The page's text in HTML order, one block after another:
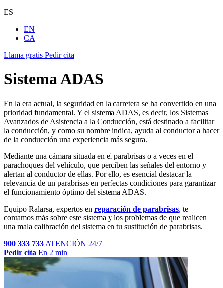
ES
EN
CA
Llama gratis Pedir cita
Sistema ADAS
En la era actual, la seguridad en la carretera se ha convertido en una
prioridad fundamental. Y el sistema ADAS, es decir, los Sistemas
Avanzados de Asistencia a la Conducción, está destinado a facilitar
la conducción, y como su nombre indica, ayuda al conductor a hacer
de la conducción una experiencia más segura.
Mediante una cámara situada en el parabrisas o a veces en el
parachoques del vehículo, que perciben las señales del entorno y
alertan al conductor de ellas. Por ello, es esencial destacar la
relevancia de un parabrisas en perfectas condiciones para garantizar
el funcionamiento óptimo del sistema ADAS.
Equipo Ralarsa, expertos en reparación de parabrisas, te
contamos más sobre este sistema y los problemas de que realicen
una mala calibración del sistema en tu sustitución de parabrisas.
900 333 733 ATENCIÓN 24/7
Pedir cita En 2 min